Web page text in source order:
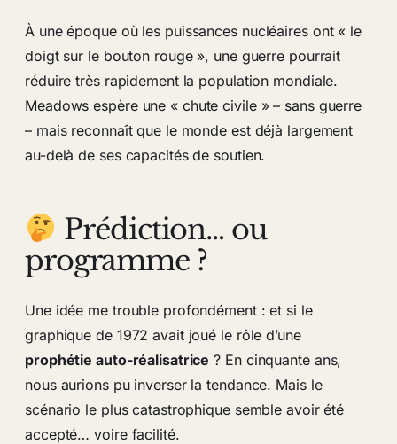
À une époque où les puissances nucléaires ont « le
doigt sur le bouton rouge », une guerre pourrait
réduire très rapidement la population mondiale.
Meadows espère une « chute civile » – sans guerre
– mais reconnaît que le monde est déjà largement
au-delà de ses capacités de soutien.
Prédiction… ou
programme ?
Une idée me trouble profondément : et si le
graphique de 1972 avait joué le rôle d’une
prophétie auto-réalisatrice ? En cinquante ans,
nous aurions pu inverser la tendance. Mais le
scénario le plus catastrophique semble avoir été
accepté… voire facilité.